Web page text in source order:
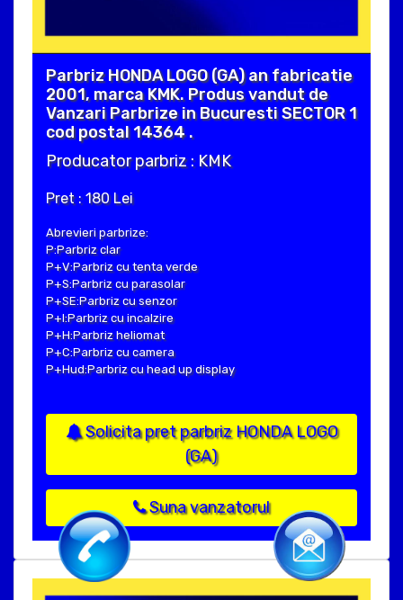
Parbriz HONDA LOGO (GA) an fabricatie
2001, marca KMK. Produs vandut de
Vanzari Parbrize in Bucuresti SECTOR 1
cod postal 14364 .
Producator parbriz : KMK
Pret : 180 Lei
Abrevieri parbrize:
P:Parbriz clar
P+V:Parbriz cu tenta verde
P+S:Parbriz cu parasolar
P+SE:Parbriz cu senzor
P+I:Parbriz cu incalzire
P+H:Parbriz heliomat
P+C:Parbriz cu camera
P+Hud:Parbriz cu head up display
Solicita pret parbriz HONDA LOGO
(GA)
Suna vanzatorul